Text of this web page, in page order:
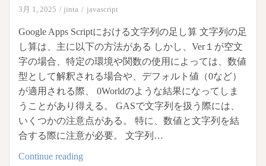
イ
ベ
ン
ト
名
は
同
じ
に
て
3月 1, 2025 jinta javascript
Google Apps Scriptにおける文字列の足し算 文字列の足
し算は、主に以下の方法がある しかし、Ver１が空文
字の場合、特定の環境や関数の使用によっては、数値
型として解釈される場合や、デフォルト値（0など）
が適用される際、 0Worldのような結果になってしま
うことがあり得える。 GASで文字列を扱う際には、
いくつかの注意点がある。 特に、数値と文字列を結
合する際に注意が必要。 文字列…
Continue reading